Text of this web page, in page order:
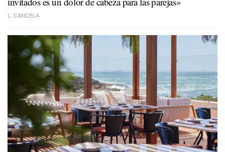
L. CANCELA